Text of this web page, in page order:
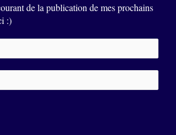
de la publication de mes prochains
:)